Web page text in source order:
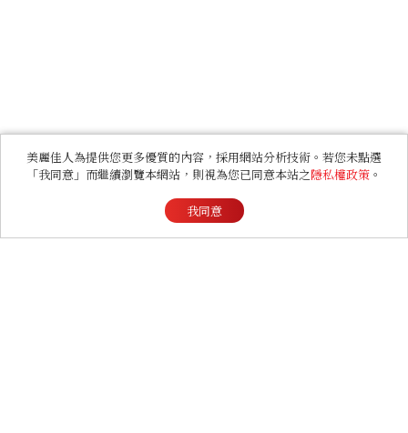
美麗佳人為提供您更多優質的內容，採用網站分析技術。若您未點選
「我同意」而繼續瀏覽本網站，則視為您已同意本站之隱私權政策 。
我同意